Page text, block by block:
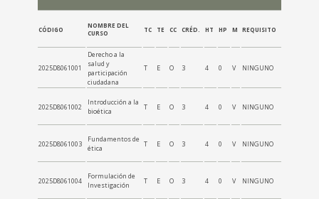
CÓDIGO
NOMBRE DEL
CURSO
TC TE CC CRÉD. HT HP M REQUISITO
2025D8061001
Derecho a la
salud y
participación
ciudadana
T E O 3 4 0 V NINGUNO
2025D8061002
Introducción a la
bioética
T E O 3 4 0 V NINGUNO
2025D8061003
Fundamentos de
ética
T E O 3 4 0 V NINGUNO
2025D8061004
Formulación de
Investigación
T E O 3 4 0 V NINGUNO